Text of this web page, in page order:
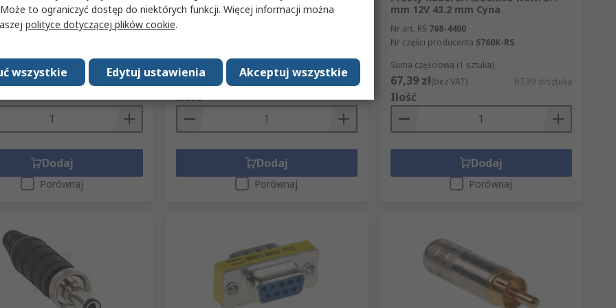
wew: 2.5 mm 12.0V 19.5 mm
(1 sztuka)
(bez VAT) 60,02 zł/sztuka
Dodaj
Porównaj
mm 250V 37 mm Nikiel
Nr art. RS
Suma częściowa (1 sztuka)
68,46 zł (bez VAT) 68,46 zł/sztuka
Ilość
Dodaj
Porównaj
mm 12V 43.2 mm Cyna
Nr art. RS 768-4400
Nr części producenta S760K-RS
Suma częściowa (1 sztuka)
67,39 zł(bez VAT) 67,39 zł/sztuka
Ilość
Dodaj
Porównaj
to ograniczyć dostęp do niektórych funkcji. Więcej informacji można
polityce dotyczącej plików cookie.
Akceptuj wszystkie
Edytuj ustawienia
wszystkie